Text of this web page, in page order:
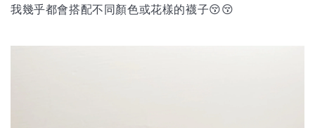
我幾乎都會搭配不同顏色或花樣的襪子😚😚